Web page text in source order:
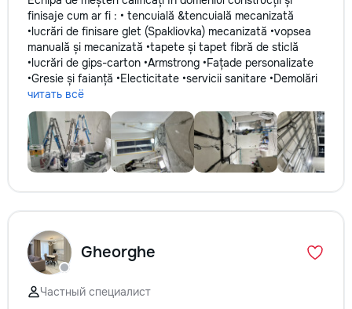
finisaje cum ar fi : • tencuială &tencuială mecanizată
•lucrări de finisare glet (Spakliovka) mecanizată •vopsea
manuală și mecanizată •tapete și tapet fibră de sticlă
•lucrări de gips-carton •Armstrong •Fațade personalizate
•Gresie și faianță •Electicitate •servicii sanitare •Demolări
читать всё
Gheorghe
Частный специалист